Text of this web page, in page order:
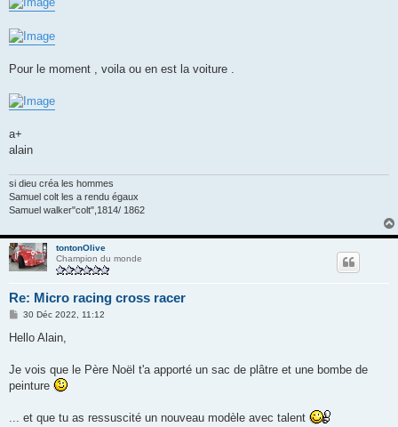
Pour le moment , voila ou en est la voiture .
a+
alain
si dieu créa les hommes
Samuel colt les a rendu égaux
Samuel walker"colt",1814/ 1862
tontonOlive
Champion du monde
Re: Micro racing cross racer
M
s
g
30 Déc 2022, 11:12
Hello Alain,
Je vois que le Père Noël t'a apporté un sac de plâtre et une bombe de
peinture
... et que tu as ressuscité un nouveau modèle avec talent